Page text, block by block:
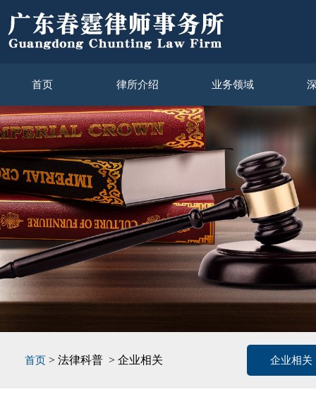
首页 律所介绍 业务领域
首页 > 法律科普 > 企业相关 企业相关